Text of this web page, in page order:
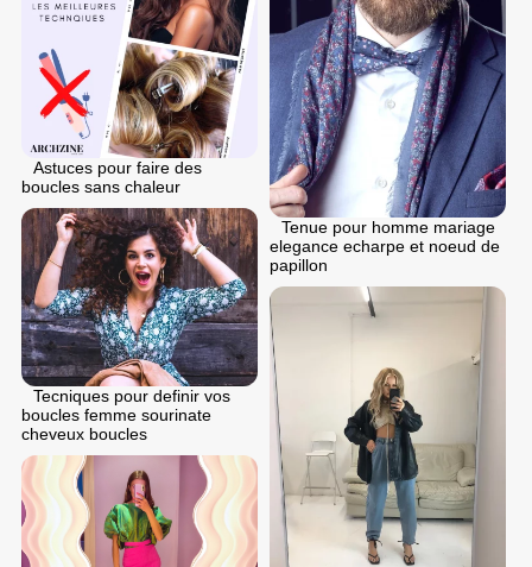
Astuces pour faire des
boucles sans chaleur
Tenue pour homme mariage
elegance echarpe et noeud de
papillon
Tecniques pour definir vos
boucles femme sourinate
cheveux boucles